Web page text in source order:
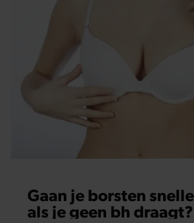
Gaan je borsten
als je geen bh draagt?